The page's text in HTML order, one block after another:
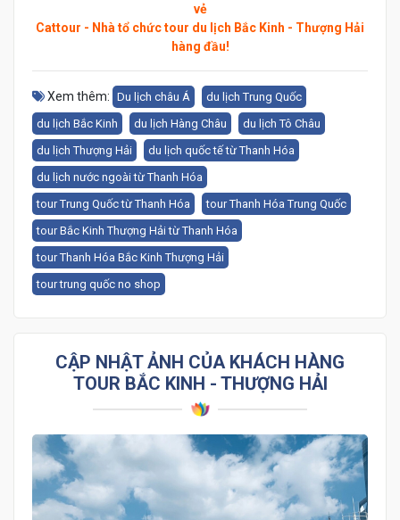
vẻ
Cattour - Nhà tổ chức tour du lịch Bắc Kinh - Thượng Hải
hàng đầu!
Xem thêm: Du lịch châu Á
du lịch Trung Quốc
du lịch Bắc Kinh
du lịch Hàng Châu
du lịch Tô Châu
du lịch Thượng Hải
du lịch quốc tế từ Thanh Hóa
du lịch nước ngoài từ Thanh Hóa
tour Trung Quốc từ Thanh Hóa
tour Thanh Hóa Trung Quốc
tour Bắc Kinh Thượng Hải từ Thanh Hóa
tour Thanh Hóa Bắc Kinh Thượng Hải
tour trung quốc no shop
CẬP NHẬT ẢNH CỦA KHÁCH HÀNG
TOUR BẮC KINH - THƯỢNG HẢI